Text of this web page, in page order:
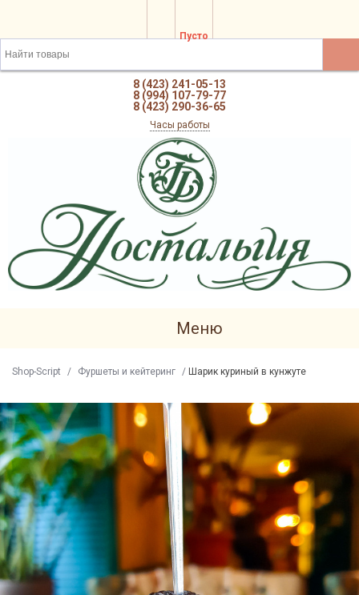
Пусто
8 (423) 241-05-13
8 (994) 107-79-77
8 (423) 290-36-65
Часы работы
Меню
Shop-Script / Фуршеты и кейтеринг / Шарик куриный в кунжуте